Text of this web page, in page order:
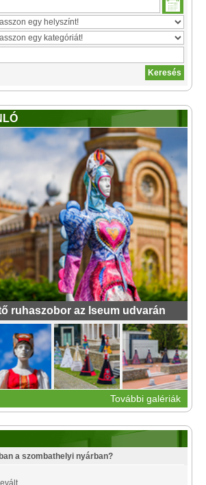
ruhaszobor az Iseum udvarán
További galériák
a szombathelyi nyárban?